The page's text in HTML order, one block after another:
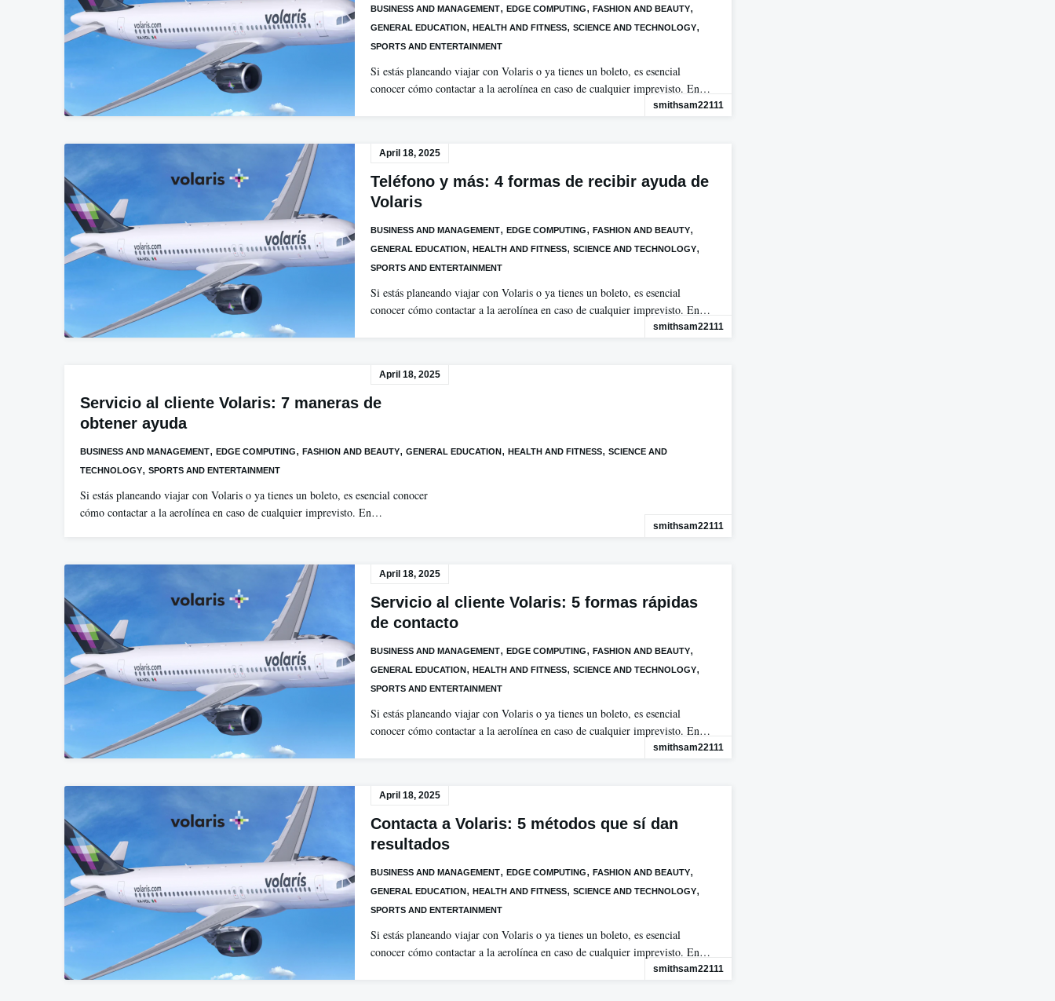
BUSINESS AND MANAGEMENT, EDGE COMPUTING, FASHION AND BEAUTY,
GENERAL EDUCATION, HEALTH AND FITNESS, SCIENCE AND TECHNOLOGY,
SPORTS AND ENTERTAINMENT
Si estás planeando viajar con Volaris o ya tienes un boleto, es esencial
conocer cómo contactar a la aerolínea en caso de cualquier imprevisto. En…
smithsam22111
April 18, 2025
Teléfono y más: 4 formas de recibir ayuda de
Volaris
BUSINESS AND MANAGEMENT, EDGE COMPUTING, FASHION AND BEAUTY,
GENERAL EDUCATION, HEALTH AND FITNESS, SCIENCE AND TECHNOLOGY,
SPORTS AND ENTERTAINMENT
Si estás planeando viajar con Volaris o ya tienes un boleto, es esencial
conocer cómo contactar a la aerolínea en caso de cualquier imprevisto. En…
smithsam22111
April 18, 2025
Servicio al cliente Volaris: 7 maneras de
obtener ayuda
BUSINESS AND MANAGEMENT, EDGE COMPUTING, FASHION AND BEAUTY, GENERAL EDUCATION, HEALTH AND FITNESS, SCIENCE AND
TECHNOLOGY, SPORTS AND ENTERTAINMENT
Si estás planeando viajar con Volaris o ya tienes un boleto, es esencial conocer
cómo contactar a la aerolínea en caso de cualquier imprevisto. En…
smithsam22111
April 18, 2025
Servicio al cliente Volaris: 5 formas rápidas
de contacto
BUSINESS AND MANAGEMENT, EDGE COMPUTING, FASHION AND BEAUTY,
GENERAL EDUCATION, HEALTH AND FITNESS, SCIENCE AND TECHNOLOGY,
SPORTS AND ENTERTAINMENT
Si estás planeando viajar con Volaris o ya tienes un boleto, es esencial
conocer cómo contactar a la aerolínea en caso de cualquier imprevisto. En…
smithsam22111
April 18, 2025
Contacta a Volaris: 5 métodos que sí dan
resultados
BUSINESS AND MANAGEMENT, EDGE COMPUTING, FASHION AND BEAUTY,
GENERAL EDUCATION, HEALTH AND FITNESS, SCIENCE AND TECHNOLOGY,
SPORTS AND ENTERTAINMENT
Si estás planeando viajar con Volaris o ya tienes un boleto, es esencial
conocer cómo contactar a la aerolínea en caso de cualquier imprevisto. En…
smithsam22111